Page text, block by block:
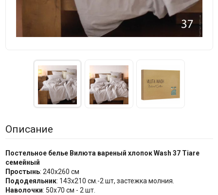
Описание
Постельное белье Вилюта вареный хлопок Wash 37 Tiare
семейный
Простынь: 240x260 см
Пододеяльник: 143х210 см.-2 шт, застежка молния.
Наволочки: 50x70 см - 2 шт.